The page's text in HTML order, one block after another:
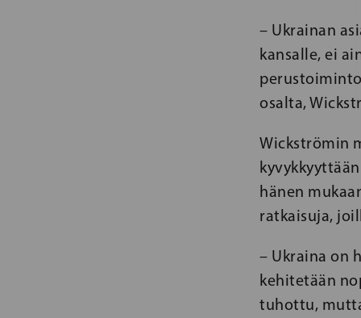
– Ukrainan
kansalle, ei
osalta,
Wickströmin
hänen
ratkaisuja,
– Ukraina on
kehitetään
tuhottu,